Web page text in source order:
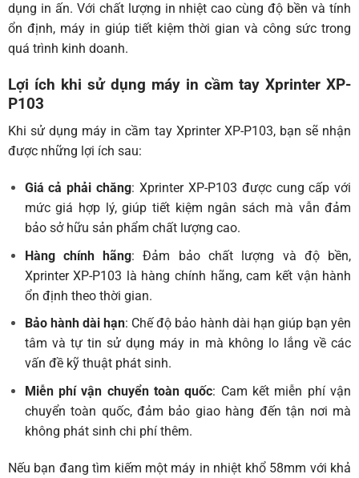
dụng in ấn. Với chất lượng in nhiệt cao cùng độ bền và tính
ổn định, máy in giúp tiết kiệm thời gian và công sức trong
quá trình kinh doanh.
Lợi ích khi sử dụng máy in cầm tay Xprinter XP-
P103
Khi sử dụng máy in cầm tay Xprinter XP-P103, bạn sẽ nhận
được những lợi ích sau:
Giá cả phải chăng: Xprinter XP-P103 được cung cấp với
mức giá hợp lý, giúp tiết kiệm ngân sách mà vẫn đảm
bảo sở hữu sản phẩm chất lượng cao.
Hàng chính hãng: Đảm bảo chất lượng và độ bền,
Xprinter XP-P103 là hàng chính hãng, cam kết vận hành
ổn định theo thời gian.
Bảo hành dài hạn: Chế độ bảo hành dài hạn giúp bạn yên
tâm và tự tin sử dụng máy in mà không lo lắng về các
vấn đề kỹ thuật phát sinh.
Miễn phí vận chuyển toàn quốc: Cam kết miễn phí vận
chuyển toàn quốc, đảm bảo giao hàng đến tận nơi mà
không phát sinh chi phí thêm.
Nếu bạn đang tìm kiếm một máy in nhiệt khổ 58mm với khả